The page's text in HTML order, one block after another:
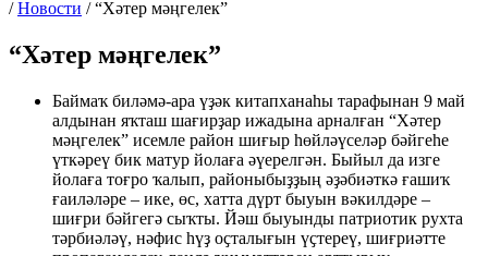
/Новости /“Хәтер мәңгелек”
“Хәтер мәңгелек”
Баймаҡ биләмә-ара үҙәк китапханаһы тарафынан 9 май
алдынан яҡташ шағирҙар ижадына арналған “Хәтер
мәңгелек” исемле район шиғыр һөйләүселәр бәйгеһе
үткәреү бик матур йолаға әүерелгән. Быйыл да изге
йолаға тоғро ҡалып, районыбыҙҙың әҙәбиәткә ғашиҡ
ғаиләләре – ике, өс, хатта дүрт быуын вәкилдәре –
шиғри бәйгегә сыҡты. Йәш быуынды патриотик рухта
тәрбиәләү, нәфис һүҙ оҫталығын үҫтереү, шиғриәтте